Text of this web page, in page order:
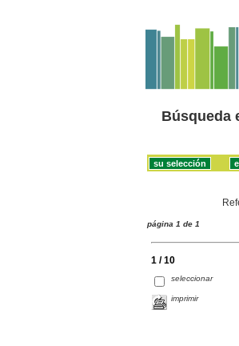
Búsqueda
página 1 de 1
1 / 10
seleccionar
imprimir